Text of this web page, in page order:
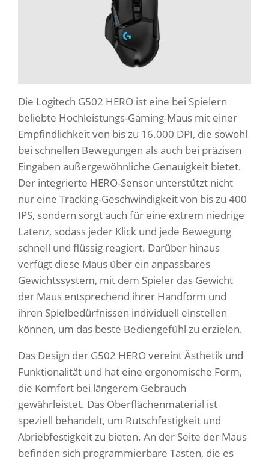
Die Logitech G502 HERO ist eine bei Spielern
beliebte Hochleistungs-Gaming-Maus mit einer
Empfindlichkeit von bis zu 16.000 DPI, die sowohl
bei schnellen Bewegungen als auch bei präzisen
Eingaben außergewöhnliche Genauigkeit bietet.
Der integrierte HERO-Sensor unterstützt nicht
nur eine Tracking-Geschwindigkeit von bis zu 400
IPS, sondern sorgt auch für eine extrem niedrige
Latenz, sodass jeder Klick und jede Bewegung
schnell und flüssig reagiert. Darüber hinaus
verfügt diese Maus über ein anpassbares
Gewichtssystem, mit dem Spieler das Gewicht
der Maus entsprechend ihrer Handform und
ihren Spielbedürfnissen individuell einstellen
können, um das beste Bediengefühl zu erzielen.
Das Design der G502 HERO vereint Ästhetik und
Funktionalität und hat eine ergonomische Form,
die Komfort bei längerem Gebrauch
gewährleistet. Das Oberflächenmaterial ist
speziell behandelt, um Rutschfestigkeit und
Abriebfestigkeit zu bieten. An der Seite der Maus
befinden sich programmierbare Tasten, die es